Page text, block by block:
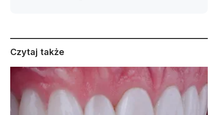
Czytaj także